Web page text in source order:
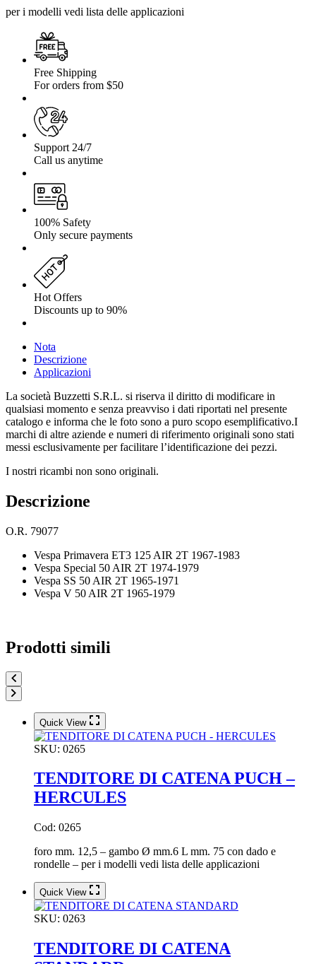
per i modelli vedi lista delle applicazioni
Free Shipping
For orders from $50
Support 24/7
Call us anytime
100% Safety
Only secure payments
Hot Offers
Discounts up to 90%
Nota
Descrizione
Applicazioni
La società Buzzetti S.R.L. si riserva il diritto di modificare in
qualsiasi momento e senza preavviso i dati riportati nel presente
catalogo e informa che le foto sono a puro scopo esemplificativo.I
marchi di altre aziende e numeri di riferimento originali sono stati
messi esclusivamente per facilitare l’identificazione dei pezzi.
I nostri ricambi non sono originali.
Descrizione
O.R. 79077
Vespa Primavera ET3 125 AIR 2T 1967-1983
Vespa Special 50 AIR 2T 1974-1979
Vespa SS 50 AIR 2T 1965-1971
Vespa V 50 AIR 2T 1965-1979
Prodotti simili
Quick View
SKU: 0265
TENDITORE DI CATENA PUCH –
HERCULES
Cod: 0265
foro mm. 12,5 – gambo Ø mm.6 L mm. 75 con dado e
rondelle – per i modelli vedi lista delle applicazioni
Quick View
SKU: 0263
TENDITORE DI CATENA